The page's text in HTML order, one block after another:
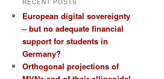
RECENT POSTS
European digital sovereignty
– but no adequate financial
support for students in
Germany?
Orthogonal projections of